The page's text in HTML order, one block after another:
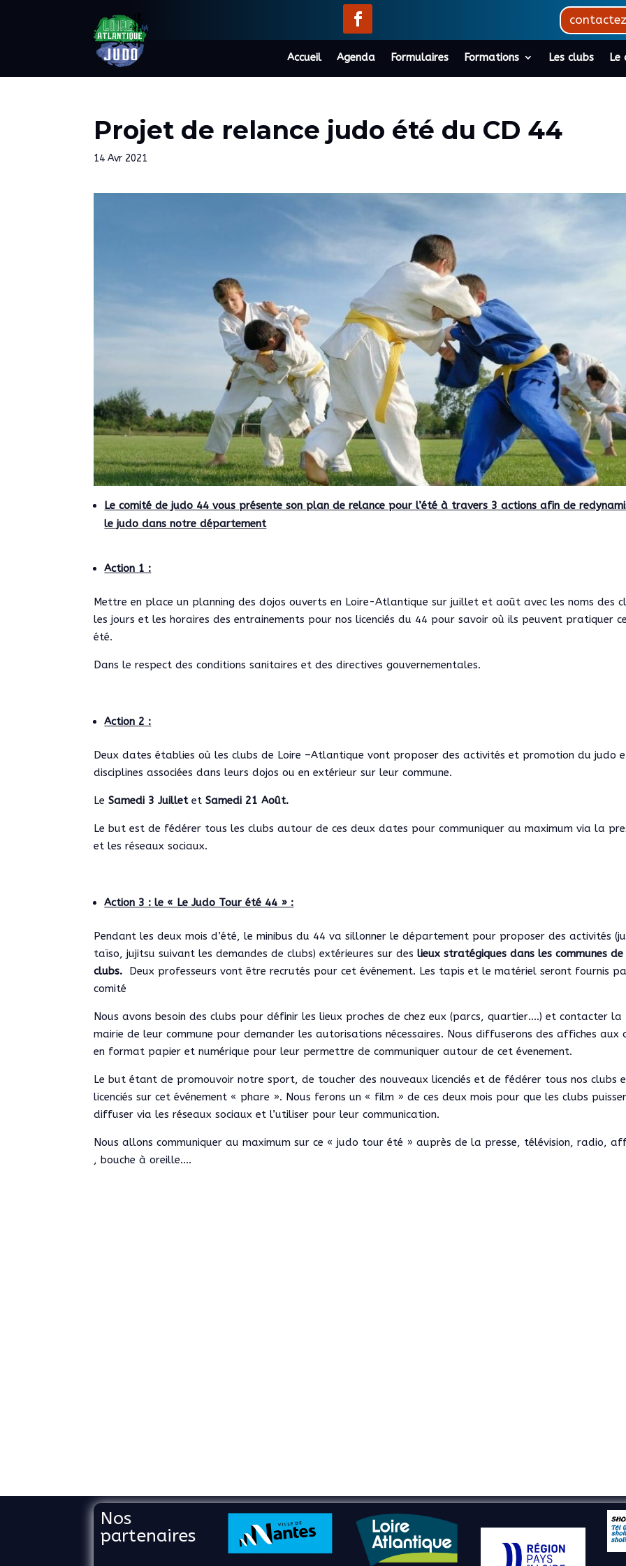
Accueil Agenda Formulaires Formations Les clubs Le
Projet de relance judo été du CD 44
14 Avr 2021
Le comité de judo 44 vous présente son plan de relance pour l’été à travers 3 actions afin de
le judo dans notre département
Action 1 :
Mettre en place un planning des dojos ouverts en Loire-Atlantique sur juillet et août avec les noms des
les jours et les horaires des entrainements pour nos licenciés du 44 pour savoir où ils peuvent pratiquer
été.
Dans le respect des conditions sanitaires et des directives gouvernementales.
Action 2 :
Deux dates établies où les clubs de Loire –Atlantique vont proposer des activités et promotion du judo
disciplines associées dans leurs dojos ou en extérieur sur leur commune.
LeSamedi 3 JuilletetSamedi 21 Août.
Le but est de fédérer tous les clubs autour de ces deux dates pour communiquer au maximum via la
et les réseaux sociaux.
Action 3 : le « Le Judo Tour été 44 » :
Pendant les deux mois d’été, le minibus du 44 va sillonner le département pour proposer des activités
taïso, jujitsu suivant les demandes de clubs) extérieures sur deslieux stratégiques dans les communes de
clubs.
Deux professeurs vont être recrutés pour cet événement. Les tapis et le matériel seront fournis
comité
Nous avons besoin des clubs pour définir les lieux proches de chez eux (parcs, quartier….) et contacter la
mairie de leur commune pour demander les autorisations nécessaires. Nous diffuserons des affiches aux
en format papier et numérique pour leur permettre de communiquer autour de cet évenement.
Le but étant de promouvoir notre sport, de toucher des nouveaux licenciés et de fédérer tous nos clubs
licenciés sur cet événement « phare ». Nous ferons un « film » de ces deux mois pour que les clubs
diffuser via les réseaux sociaux et l’utiliser pour leur communication.
Nous allons communiquer au maximum sur ce « judo tour été » auprès de la presse, télévision, radio,
, bouche à oreille….
Nos
partenaires